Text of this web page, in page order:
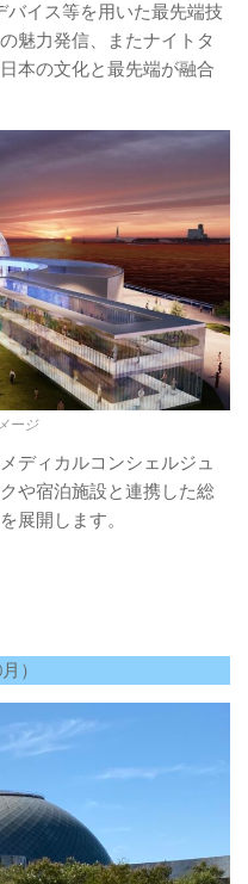
バイス等を用いた最先端技
魅力発信、またナイトタ
本の文化と最先端が融合
ージ
ディカルコンシェルジュ
や宿泊施設と連携した総
展開します。
）